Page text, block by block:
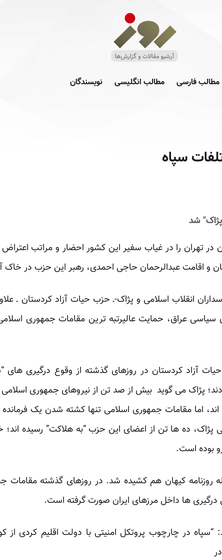
مطالب فارسی مطالب انگلیسی نویسندگان
سپاه
شد
در تهران را در غیاب سفیر این کشور احضار و مراتب
و اقامت عبدالرحمان حاجی احمدی، رهبر این حزب در خاک
انقلاب اسلامی و پژاک-ـ حزب حیات آزاد کردستان ـ
عراق، حمایت عالیرتبه ترین مقامات جمهوری اسلامی
آزاد کردستان در روزهای گذشته از وقوع درگیری های
پژاک می گوید بیش از صد تن از نیروهای جمهوری
اما مقامات جمهوری اسلامی تنها کشته شدن یک فرمانده
پژاک، ده ها تن از اعضای این حزب “به هلاکت” رسیده
بوده است.
روزنامه کیهان هم کشیده شد. در روزهای گذشته مقامات
درگیری ها داخل مرزهای ایران صورت گرفته است.
“سپاه در چارچوب پروتکل امنیتی با دولت اقلیم کردی